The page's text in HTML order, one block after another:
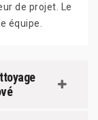
de projet. Le
équipe.